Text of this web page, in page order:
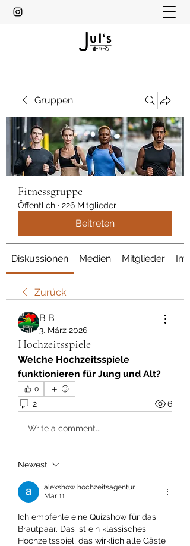
Gruppen
Fitnessgruppe
Öffentlich · 226 Mitglieder
Beitreten
Diskussionen Medien Mitglieder Info
Zurück
В В
3. März 2026
Hochzeitsspiele
Welche Hochzeitsspiele
funktionieren für Jung und Alt?
0
2 6
Write a comment...
Newest
alexshow hochzeitsagentur
Mar 11
Ich empfehle eine Quizshow für das
Brautpaar. Das ist ein klassisches
Hochzeitsspiel, das wirklich alle Gäste